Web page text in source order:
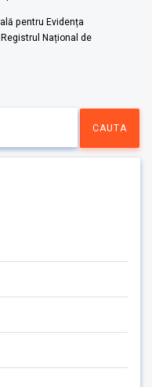
pentru Evidența
Național de